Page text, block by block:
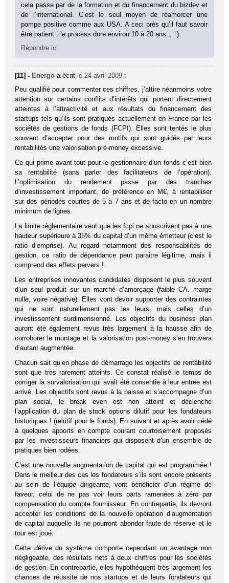
cela passe par de la formation et du financement du bizdev et
de l’international. C’est le seul moyen de réamorcer une
pompe positive comme aux USA. A ceci près qu’il faut savoir
être patient : le process dure environ 10 à 20 ans… :).
Répondre ici
[11] - Energo a écrit le 24 avril 2009 :
Peu qualifié pour commenter ces chiffres, j’attire néanmoins votre
attention sur certains conflits d’intérêts qui portent directement
atteintes à l’attractivité et aux résultats du financement des
startups tels qu’ils sont pratiqués actuellement en France par les
sociétés de gestions de fonds (FCPI). Elles sont tentés le plus
souvent d’accepter pour des motifs qui sont guidés par leurs
rentabilités une valorisation prè-money excessive.
Ce qui prime avant tout pour le gestionnaire d’un fonds c’est bien
sa rentabilité (sans parler des facilitateurs de l’opération).
L’optimisation du rendement passe par des tranches
d’investissement important, de préférence en M€, à rentabiliser
sur des périodes courtes de 5 à 7 ans et de facto en un nombre
minimum de lignes.
La limite réglementaire veut que les fcpi ne souscrivent pas à une
hauteur supérieure à 35% du capital d’un même émetteur (c’est le
ratio d’emprise). Au regard notamment des responsabilités de
gestion, ce ratio de dépendance peut paraitre légitime, mais il
comprend des effets pervers !
Les entreprises innovantes candidates disposent le plus souvent
d’un seul produit sur un marché d’amorçage (faible CA. marge
nulle, voire négative). Elles vont devoir supporter des contraintes
qui ne sont naturellement pas les leurs, mais celles d’un
investissement surdimensionné. Les objectifs du business plan
auront été également revus très largement à la hausse afin de
corroborer le montage et la valorisation post-money s’en trouvera
d’autant augmentée.
Chacun sait qu’en phase de démarrage les objectifs de rentabilité
sont que très rarement atteints. Ce constat réalisé le temps de
corriger la survalorisation qui avait été consentie à leur entrée est
arrivé. Les objectifs sont revus à la baisse et s’accompagne d’un
plan social, le break even est non atteint et déclenche
l’application du plan de stock options dilutif pour les fondateurs
historiques ! (relutif pour le fonds). En suivant et après avoir cédé
à quelques apports en compte courant courtoisement proposés
par les investisseurs financiers qui disposent d’un ensemble de
pratiques bien rodées.
C’est une nouvelle augmentation de capital qui est programmée !
Dans le meilleur des cas les fondateurs s’ils sont encore présents
au sein de l’équipe dirigeante, vont bénéficier d’un régime de
faveur, celui de ne pas voir leurs parts ramenées à zéro par
compensation du compte fournisseur. En contrepartie, ils devront
accepter les conditions de la nouvelle opération d’augmentation
de capital auquelle ils ne pourront abonder faute de réserve et le
tour est joué.
Cette dérive du système comporte cependant un avantage non
négligeable, des résultats nets à deux chiffres pour les sociétés
de gestion. En contrepartie, elles hypothèquent très largement les
chances de réussite de nos startups et de leurs fondateurs qui